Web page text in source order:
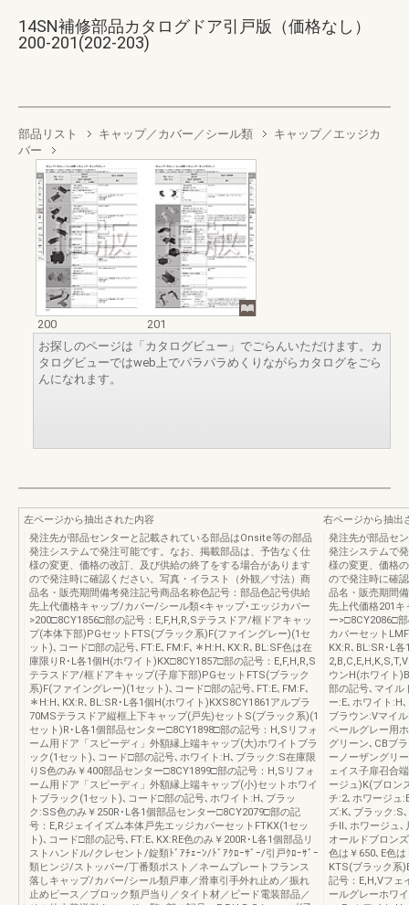
14SN補修部品カタログドア引戸版（価格なし）
200-201(202-203)
部品リスト キャップ／カバー／シール類
キャップ／エッジカ
バー
200
201
お探しのページは「カタログビュー」でごらんいただけます。カ
タログビューではweb上でパラパラめくりながらカタログをごら
んになれます。
左ページから抽出された内容
発注先が部品センターと記載されている部品はOnsite等の部品
発注システムで発注可能です。なお、掲載部品は、予告なく仕
様の変更、価格の改訂、及び供給の終了をする場合があります
ので発注時に確認ください。写真・イラスト（外観／寸法）商
品名・販売期間備考発注記号商品名称色記号：部品色記号供給
先上代価格キャップ/カバー/シール類<キャップ･エッジカバー
>200□8CY1856□部の記号：E,F,H,R,Sテラスドア/框ドアキャッ
プ(本体下部)PGセットFTS(ブラック系)F(ファイングレー)(1セ
ット)､コード□部の記号､FT:E､FM:F､＊H:H､KX:R､BL:SF色は在
庫限りR･L各1個H(ホワイト)KX□8CY1857□部の記号：E,F,H,R,S
テラスドア/框ドアキャップ(子扉下部)PGセットFTS(ブラック
系)F(ファイングレー)(1セット)､コード□部の記号､FT:E､FM:F､
＊H:H､KX:R､BL:SR･L各1個H(ホワイト)KXS8CY1861アルプラ
70MSテラスドア縦框上下キャップ(戸先)セットS(ブラック系)(1
セット)R･L各1個部品センター□8CY1898□部の記号：H,Sリフォ
ーム用ドア「スピーディ」外額縁上端キャップ(大)ホワイトブラ
ック(1セット)､コード□部の記号､ホワイト:H､ブラック:S在庫限
りS色のみ￥400部品センター□8CY1899□部の記号：H,Sリフォ
ーム用ドア「スピーディ」外額縁上端キャップ(小)セットホワイ
トブラック(1セット)､コード□部の記号､ホワイト:H､ブラッ
ク:SS色のみ￥250R･L各1個部品センター□8CY2079□部の記
号：E,Rジェイイズム本体戸先エッジカバーセットFTKX(1セッ
ト)､コード□部の記号､FT:E､KX:RE色のみ￥200R･L各1個部品リ
ストハンドル/クレセント/錠類ﾄﾞｱﾁｪｰﾝ/ﾄﾞｱｸﾛｰｻﾞｰ/引戸ｸﾛｰｻﾞｰ
類ヒンジ/ストッパー/丁番類ポスト／ネームプレートフランス
落しキャップ/カバー/シール類戸車／滑車引手外れ止め／振れ
止めピース／ブロック類戸当り／タイト材／ビード電装部品／
右ページから抽出
発注先が部品セ
発注システムで
様の変更、価格
ので発注時に確
品名・販売期間
先上代価格201
ー>□8CY2086□
カバーセット
KX:R､BL:SR･L
ウンH(ホワイト
部の記号､マイル
ー:E､ホワイト:H
ブラウン:Vマイ
ペールグレー用
グリーン､CBブ
ーノーザングリ
ェイス子扉召合
ージュ)K(ブロン
チ:2､ホワージュ
ズ:K､ブラック:S
チⅡ､ホワージュ､
オールドブロン
色は￥650､E色
KTS(ブラック系
記号：E,H,Vフェ
ールグレーホワ